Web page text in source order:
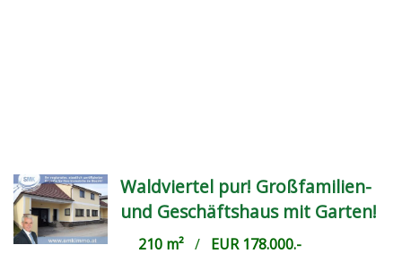
Waldviertel pur! Großfamilien-
und Geschäftshaus mit Garten!
210 m²/ EUR 178.000.-